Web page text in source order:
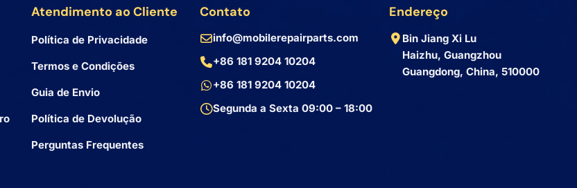
Atendimento ao Cliente
Política de Privacidade
Termos e Condições
Guia de Envio
Política de Devolução
Perguntas Frequentes
Contato
info@mobilerepairparts.com
+86 181 9204 10204
+86 181 9204 10204
Segunda a Sexta 09:00 – 18:00
Endereço
Bin Jiang Xi Lu
Haizhu, Guangzhou
Guangdong, China, 510000